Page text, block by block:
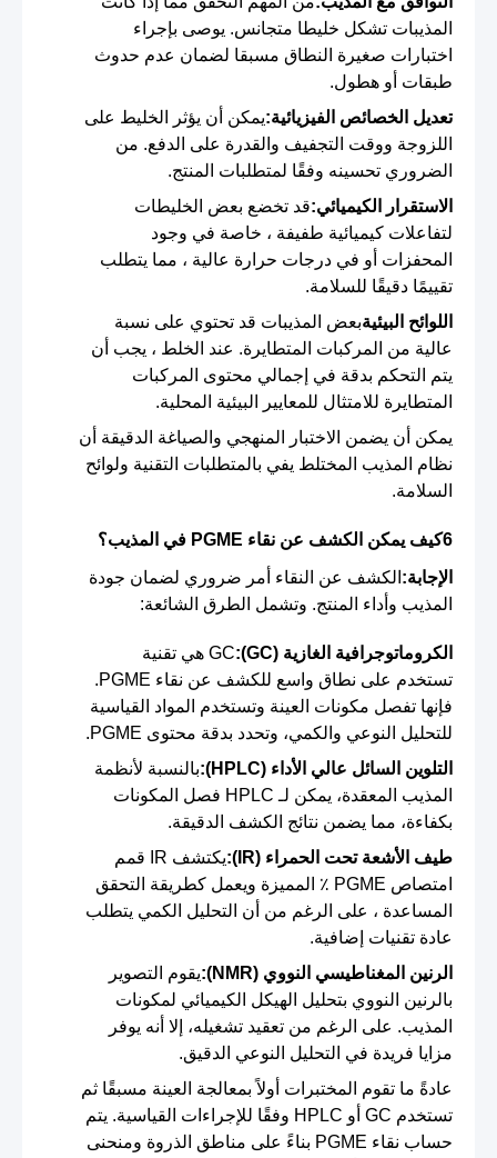
المذيبات تشكل خليطا متجانس. يوصى بإجراء
اختبارات صغيرة النطاق مسبقا لضمان عدم حدوث
طبقات أو هطول.
تعديل الخصائص الفيزيائية:يمكن أن يؤثر الخليط على
اللزوجة ووقت التجفيف والقدرة على الدفع. من
الضروري تحسينه وفقًا لمتطلبات المنتج.
الاستقرار الكيميائي:قد تخضع بعض الخليطات
لتفاعلات كيميائية طفيفة ، خاصة في وجود
المحفزات أو في درجات حرارة عالية ، مما يتطلب
تقييمًا دقيقًا للسلامة.
اللوائح البيئيةبعض المذيبات قد تحتوي على نسبة
عالية من المركبات المتطايرة. عند الخلط ، يجب أن
يتم التحكم بدقة في إجمالي محتوى المركبات
المتطايرة للامتثال للمعايير البيئية المحلية.
يمكن أن يضمن الاختبار المنهجي والصياغة الدقيقة أن
نظام المذيب المختلط يفي بالمتطلبات التقنية ولوائح
السلامة.
6كيف يمكن الكشف عن نقاء PGME في المذيب؟
الإجابة: الكشف عن النقاء أمر ضروري لضمان جودة
المذيب وأداء المنتج. وتشمل الطرق الشائعة:
الكروماتوجرافية الغازية (GC):
GC هي تقنية
تستخدم على نطاق واسع للكشف عن نقاء PGME.
فإنها تفصل مكونات العينة وتستخدم المواد القياسية
للتحليل النوعي والكمي، وتحدد بدقة محتوى PGME.
التلوين السائل عالي الأداء (HPLC):
بالنسبة لأنظمة
المذيب المعقدة، يمكن لـ HPLC فصل المكونات
بكفاءة، مما يضمن نتائج الكشف الدقيقة.
طيف الأشعة تحت الحمراء (IR):
يكتشف IR قمم
امتصاص PGME ٪ المميزة ويعمل كطريقة التحقق
المساعدة ، على الرغم من أن التحليل الكمي يتطلب
عادة تقنيات إضافية.
الرنين المغناطيسي النووي (NMR):
يقوم التصوير
بالرنين النووي بتحليل الهيكل الكيميائي لمكونات
المذيب. على الرغم من تعقيد تشغيله، إلا أنه يوفر
مزايا فريدة في التحليل النوعي الدقيق.
عادةً ما تقوم المختبرات أولاً بمعالجة العينة مسبقًا ثم
تستخدم GC أو HPLC وفقًا للإجراءات القياسية. يتم
حساب نقاء PGME بناءً على مناطق الذروة ومنحنى